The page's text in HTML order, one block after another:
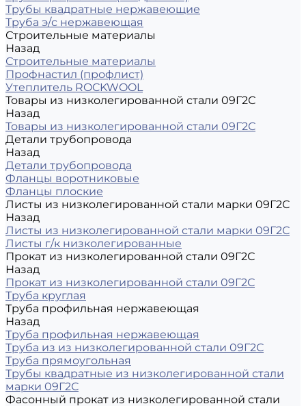
Трубы квадратные нержавеющие
Труба э/с нержавеющая
Строительные материалы
Назад
Строительные материалы
Профнастил (профлист)
Утеплитель ROCKWOOL
Товары из низколегированной стали 09Г2С
Назад
Товары из низколегированной стали 09Г2С
Детали трубопровода
Назад
Детали трубопровода
Фланцы воротниковые
Фланцы плоские
Листы из низколегированной стали марки 09Г2С
Назад
Листы из низколегированной стали марки 09Г2С
Листы г/к низколегированные
Прокат из низколегированной стали 09Г2С
Назад
Прокат из низколегированной стали 09Г2С
Труба круглая
Труба профильная нержавеющая
Назад
Труба профильная нержавеющая
Труба из из низколегированной стали 09Г2С
Труба прямоугольная
Трубы квадратные из низколегированной стали
марки 09Г2С
Фасонный прокат из низколегированной стали